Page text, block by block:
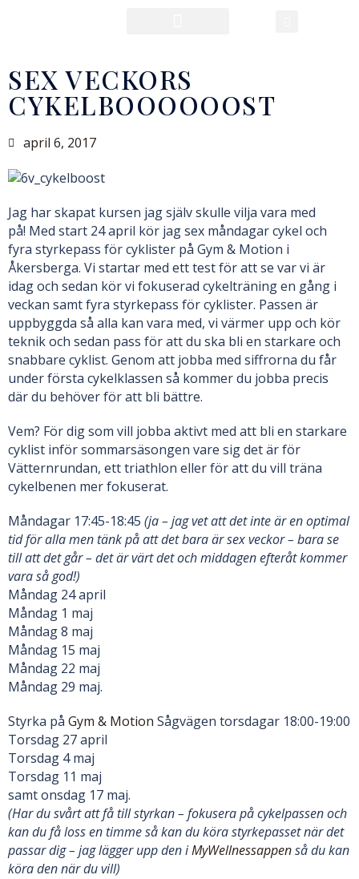
SEX VECKORS
CYKELBOOOOOOST
april 6, 2017
Jag har skapat kursen jag själv skulle vilja vara med
på! Med start 24 april kör jag sex måndagar cykel och
fyra styrkepass för cyklister på Gym & Motion i
Åkersberga. Vi startar med ett test för att se var vi är
idag och sedan kör vi fokuserad cykelträning en gång i
veckan samt fyra styrkepass för cyklister. Passen är
uppbyggda så alla kan vara med, vi värmer upp och kör
teknik och sedan pass för att du ska bli en starkare och
snabbare cyklist. Genom att jobba med siffrorna du får
under första cykelklassen så kommer du jobba precis
där du behöver för att bli bättre.
Vem? För dig som vill jobba aktivt med att bli en starkare
cyklist inför sommarsäsongen vare sig det är för
Vätternrundan, ett triathlon eller för att du vill träna
cykelbenen mer fokuserat.
Måndagar 17:45-18:45 (ja – jag vet att det inte är en optimal
tid för alla men tänk på att det bara är sex veckor – bara se
till att det går – det är värt det och middagen efteråt kommer
vara så god!)
Måndag 24 april
Måndag 1 maj
Måndag 8 maj
Måndag 15 maj
Måndag 22 maj
Måndag 29 maj.
Styrka på Gym & Motion Sågvägen torsdagar 18:00-19:00
Torsdag 27 april
Torsdag 4 maj
Torsdag 11 maj
samt onsdag 17 maj.
(Har du svårt att få till styrkan – fokusera på cykelpassen och
kan du få loss en timme så kan du köra styrkepasset när det
passar dig – jag lägger upp den iMyWellnessappenså du kan
köra den när du vill)